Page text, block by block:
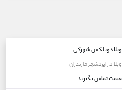
ویلا دوبلکس شهرکی
ویلادرایزدشهرمازندران
قیمتتماس بگیرید